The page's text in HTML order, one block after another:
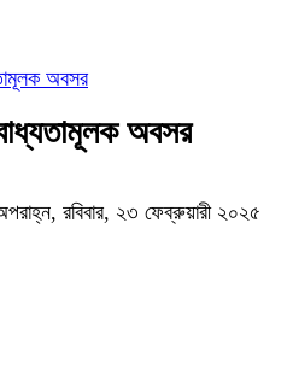
অবসর
অবসর
রবিবার, ২৩ ফেব্রুয়ারী ২০২৫